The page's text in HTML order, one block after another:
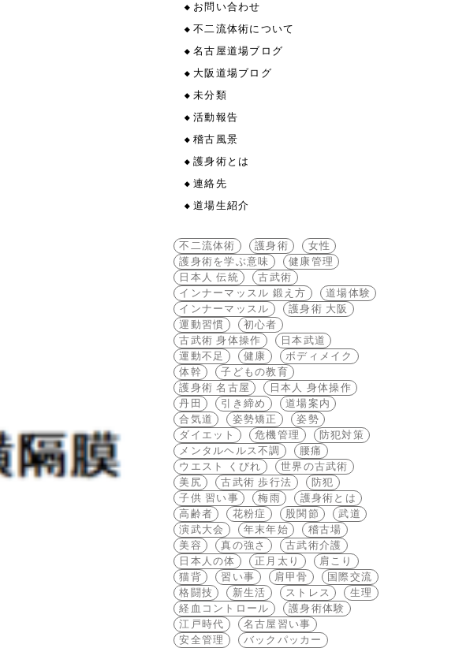
お問い合わせ
不二流体術について
名古屋道場ブログ
大阪道場ブログ
未分類
活動報告
稽古風景
護身術とは
連絡先
道場生紹介
不二流体術 護身術
女性
護身術を学ぶ意味
健康管理
日本人 伝統
古武術
インナーマッスル 鍛え方
道場体験
インナーマッスル
護身術 大阪
運動習慣
初心者
古武術 身体操作
日本武道
運動不足
健康
ボディメイク
体幹
子どもの教育
護身術 名古屋
日本人 身体操作
丹田
引き締め
道場案内
合気道
姿勢矯正
姿勢
ダイエット
危機管理
防犯対策
メンタルヘルス不調
腰痛
ウエスト くびれ
世界の古武術
美尻
古武術 歩行法
防犯
子供 習い事
梅雨
護身術とは
高齢者
花粉症 股関節
武道
演武大会
年末年始
稽古場
美容
真の強さ
古武術介護
日本人の体
正月太り
肩こり
猫背
習い事 肩甲骨
国際交流
格闘技
新生活 ストレス
生理
経血コントロール
護身術体験
江戸時代
名古屋習い事
安全管理
バックパッカー